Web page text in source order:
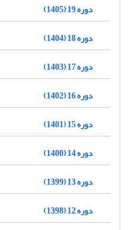
دوره 19 (1405)
دوره 18 (1404)
دوره 17 (1403)
دوره 16 (1402)
دوره 15 (1401)
دوره 14 (1400)
دوره 13 (1399)
دوره 12 (1398)